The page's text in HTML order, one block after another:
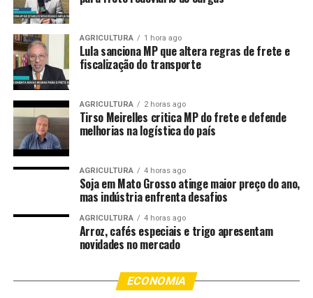
professores, visando à melhoria dos índices de
aprendizagem.
“Tivemos uma semana pedagógica muito produtiva, com
palestrantes renomados abordando temas de inclusão e
métodos de alfabetização eficazes. Todos estamos
trabalhando diariamente na educação para que
avancemos na qualidade do ensino”, disse.
material didático que será usado nas creches e escolas
pelos professores. “Esses materiais já estão definidos.
Conteúdos ricos nas disciplinas de Língua Portuguesa e
Matemática”, concluiu.
AGRICULTURA 1 hora ago
Lula sanciona MP que altera regras de frete e
fiscalização do transporte
AGRICULTURA 2 horas ago
Tirso Meirelles critica MP do frete e defende
melhorias na logística do país
AGRICULTURA 4 horas ago
Soja em Mato Grosso atinge maior preço do ano,
mas indústria enfrenta desafios
AGRICULTURA 4 horas ago
Arroz, cafés especiais e trigo apresentam
novidades no mercado
ECONOMIA